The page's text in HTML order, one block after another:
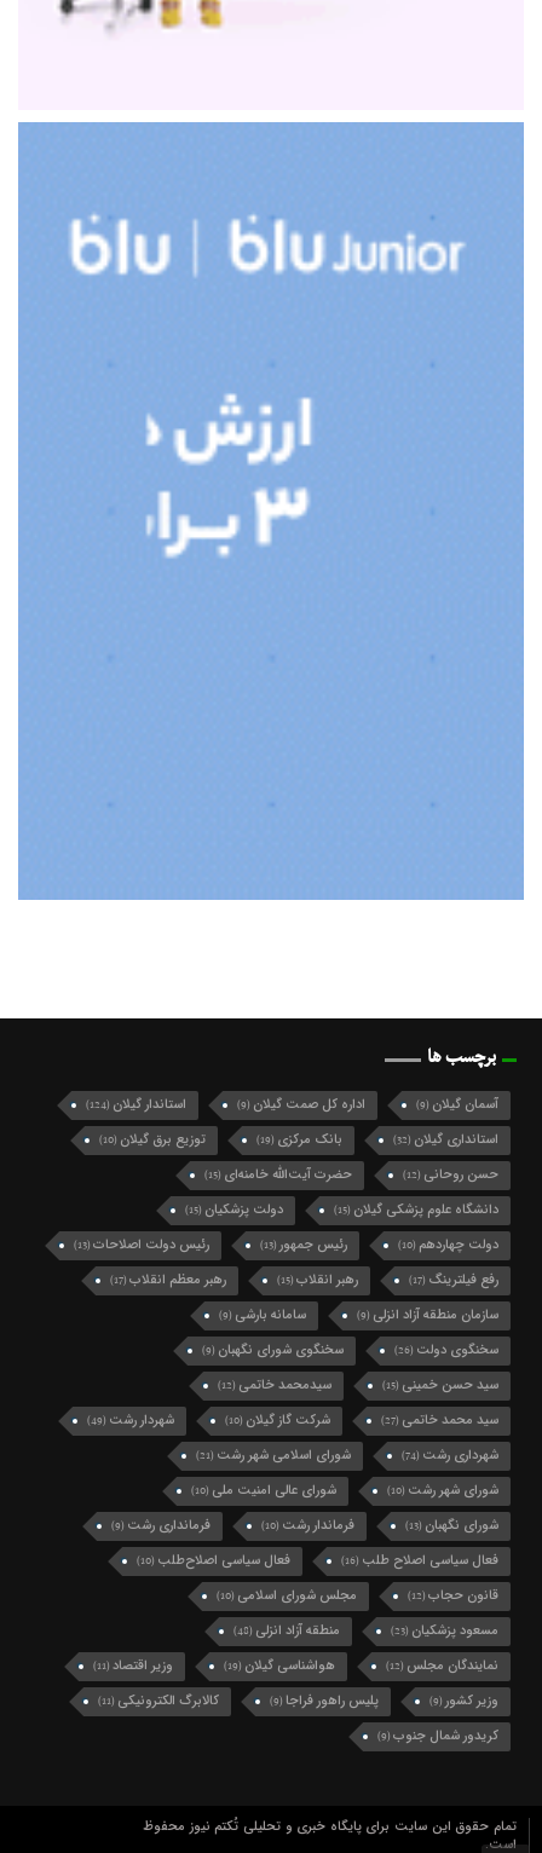
برچسب ها
آسمان گیلان (9) اداره کل صمت گیلان (9) استاندار گیلان (124)
استانداری گیلان (32) بانک مرکزی (19) توزیع برق گیلان (10)
حسن روحانی (12) حضرت آیت‌الله خامنه‌ای (15)
دانشگاه علوم پزشکی گیلان (15) دولت پزشکیان (15)
دولت چهاردهم (10) رئیس جمهور(13) رئیس دولت اصلاحات(13)
رفع فیلترینگ (17) رهبر انقلاب(15) رهبر معظم انقلاب(17)
سازمان منطقه آزاد انزلی (9) سامانه بارشی (9)
سخنگوی دولت (26) سخنگوی شورای نگهبان (9)
سید حسن خمینی (15) سیدمحمد خاتمی (12)
سید محمد خاتمی (27) شرکت گاز گیلان (10) شهردار رشت (49)
شهرداری رشت (74) شورای اسلامی شهر رشت (21)
شورای شهر رشت (10) شورای عالی امنیت ملی (10)
شورای نگهبان (13) فرماندار رشت (10) فرمانداری رشت (9)
فعال سیاسی اصلاح طلب (16) فعال سیاسی اصلاح‌طلب (10)
قانون حجاب(12) مجلس شورای اسلامی (10)
مسعود پزشکیان (23) منطقه آزاد انزلی (48)
نمایندگان مجلس (12) هواشناسی گیلان (19) وزیر اقتصاد(11)
وزیر کشور(9) پلیس راهور فراجا (9) کالابرگ الکترونیکی (11)
کریدور شمال جنوب(9)
تمام حقوق این سایت برای پایگاه خبری و تحلیلی تُکتم نیوز محفوظ
است.